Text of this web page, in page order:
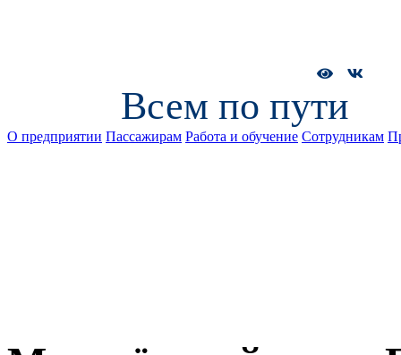
Всем по пути
О предприятии Пассажирам Работа и обучение Сотрудникам